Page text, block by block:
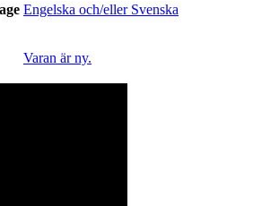
Engelska och/eller Svenska
Varan är ny.